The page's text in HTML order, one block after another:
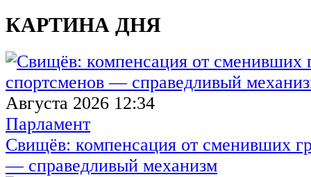
КАРТИНА ДНЯ
Августа 2026 12:34
Парламент
Свищёв: компенсация от сменивших
— справедливый механизм